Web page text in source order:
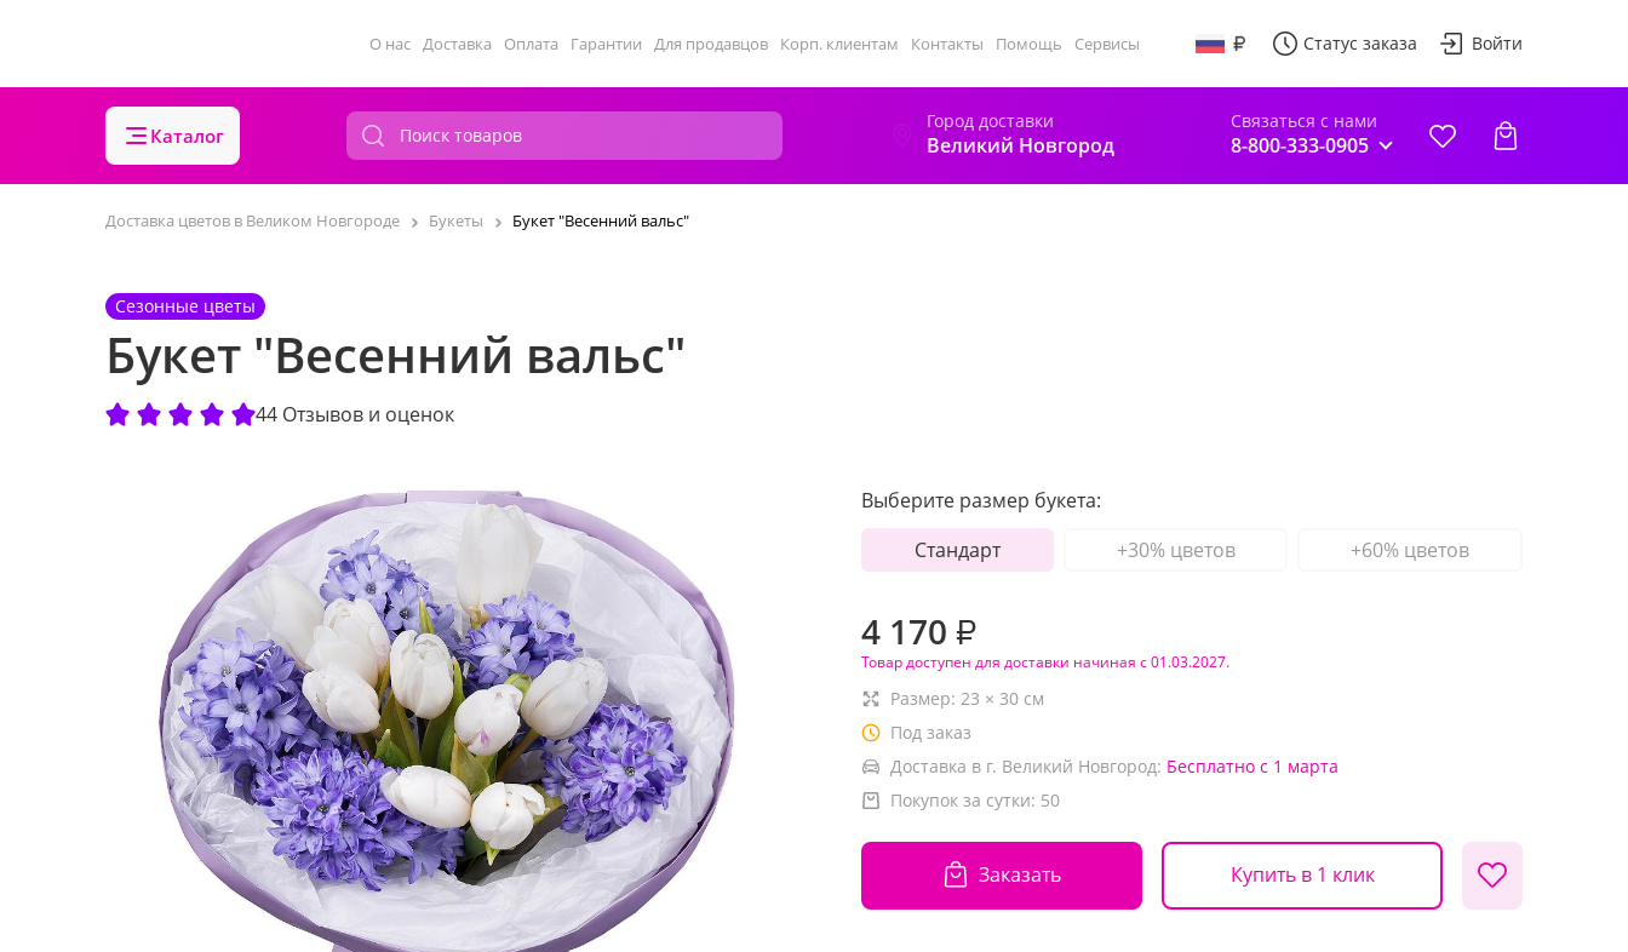
О нас Доставка Оплата Гарантии Для продавцов Корп. клиентам Контакты Помощь Сервисы Статус заказа Войти
Каталог
Город доставки
Великий Новгород
Связаться с нами
8-800-333-0905
Доставка цветов в Великом Новгороде Букеты Букет "Весенний вальс"
Сезонные цветы
Букет "Весенний вальс"
44 Отзывов и оценок
Выберите размер букета:
Стандарт
+30% цветов +60% цветов
4 170 ₽
Товар доступен для доставки начиная с 01.03.2027.
Размер: 23 × 30 см
Под заказ
Доставка в г. Великий Новгород: Бесплатно с 1 марта
Покупок за сутки: 50
Заказать Купить в 1 клик